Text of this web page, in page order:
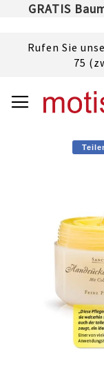
GRATIS
Rufen Sie
75
ZUM
INHALT